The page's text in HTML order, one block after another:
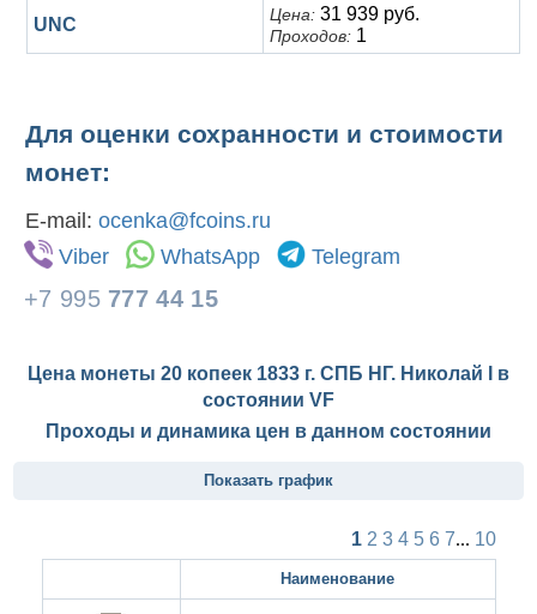
UNC Цена: 31 939 руб.
Проходов: 1
Для оценки сохранности и стоимости
монет:
E-mail: ocenka@fcoins.ru
Viber
WhatsApp Telegram
+7 995 777 44 15
Цена монеты 20 копеек 1833 г. СПБ НГ. Николай I в
состоянии VF
Проходы и динамика цен в данном состоянии
Показать график
1 2 3 4 5 6 7... 10
Наименование